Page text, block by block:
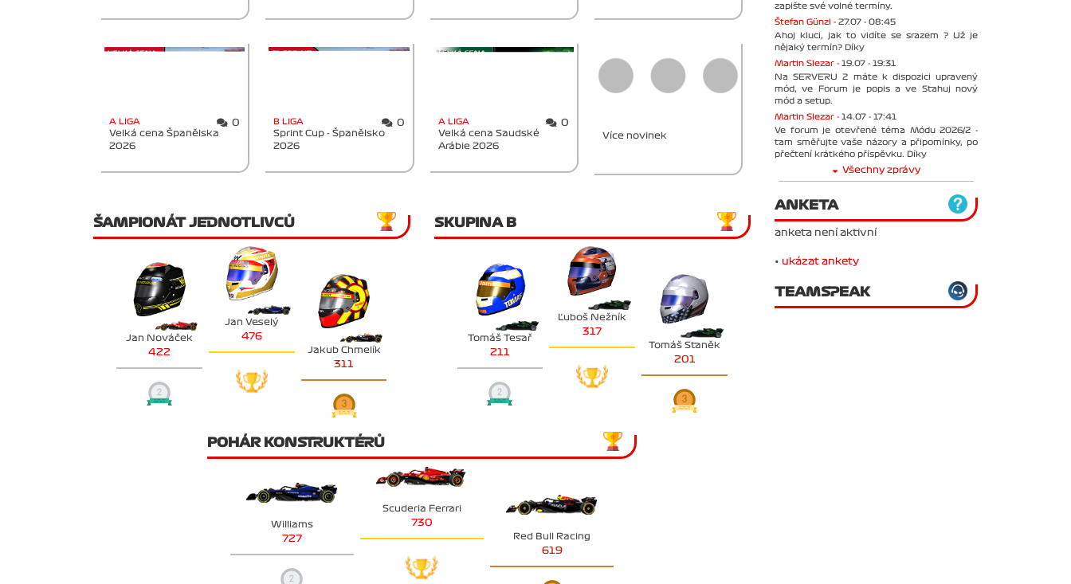
A LIGA 0
Velká cena Španělska
2026
B LIGA 0
Sprint Cup - Španělsko
2026
A LIGA 0
Velká cena Saudské
Arábie 2026
Více novinek
ŠAMPIONÁT JEDNOTLIVCŮ
Jan Nováček
422
Jan Veselý
476
Jakub Chmelík
311
SKUPINA B
Tomáš Tesař
211
Ľuboš Nežník
317
Tomáš Staněk
201
POHÁR KONSTRUKTÉRŮ
Williams
727
Scuderia Ferrari
730
Red Bull Racing
619
zapište své volné termíny.
Štefan Günzl - 27.07 - 08:45
Ahoj kluci, jak to vidíte se srazem ? Už je
nějaký termín? Díky
Martin Slezar - 19.07 - 19:31
Na SERVERU 2 máte k dispozici upravený
mód, ve Forum je popis a ve Stahuj nový
mód a setup.
Martin Slezar - 14.07 - 17:41
Ve forum je otevřené téma Módu 2026/2 -
tam směřujte vaše názory a připomínky, po
přečtení krátkého příspěvku. Díky
Všechny zprávy
ANKETA
anketa není aktivní
• ukázat ankety
TEAMSPEAK